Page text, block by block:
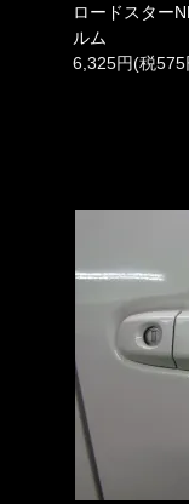
ロードスター
ルム
6,325円(税575